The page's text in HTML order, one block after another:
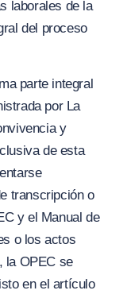
laborales de la
del proceso
parte integral
por La
y
de esta
transcripción o
y el Manual de
o los actos
la OPEC se
en el artículo